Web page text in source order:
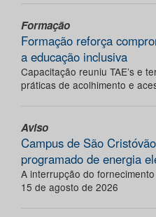
Formação
Formação reforça
a educação inclusiva
Capacitação reuniu TAE’s e
práticas de acolhimento e
Aviso
Campus de São
programado de energia
A interrupção do
15 de agosto de 2026